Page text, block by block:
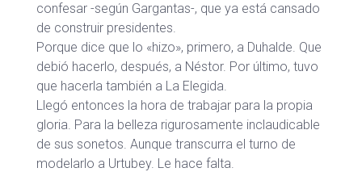
confesar -según Gargantas-, que ya está cansado
de construir presidentes.
Porque dice que lo «hizo», primero, a Duhalde. Que
debió hacerlo, después, a Néstor. Por último, tuvo
que hacerla también a La Elegida.
Llegó entonces la hora de trabajar para la propia
gloria. Para la belleza rigurosamente inclaudicable
de sus sonetos. Aunque transcurra el turno de
modelarlo a Urtubey. Le hace falta.